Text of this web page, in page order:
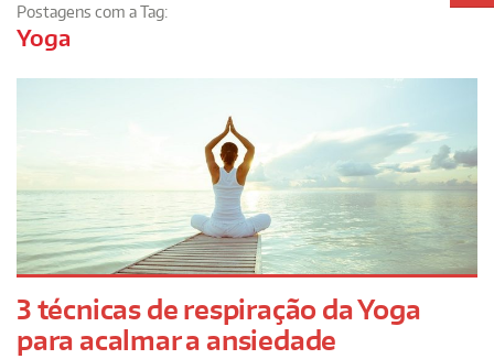
Postagens com a Tag:
Yoga
3 técnicas de respiração da Yoga
para acalmar a ansiedade